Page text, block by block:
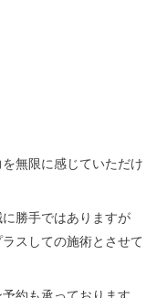
無限に感じていただけ
勝手ではありますが
スしての施術とさせて